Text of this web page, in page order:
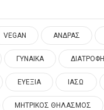
VEGAN ΑΝΔΡΑΣ
ΓΥΝΑΙΚΑ ΔΙΑΤΡΟΦΗ
ΕΥΕΞΙΑ ΙΑΣΩ
ΜΗΤΡΙΚΟΣ ΘΗΛΑΣΜΟΣ